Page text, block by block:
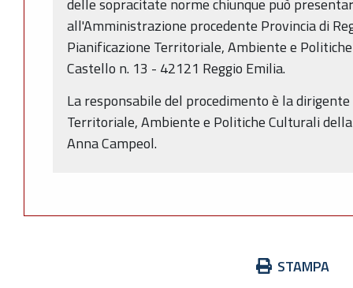
delle sopracitate norme chiunque può
all'Amministrazione procedente Provincia di
Pianificazione Territoriale, Ambiente e
Castello n. 13 - 42121 Reggio Emilia.
La responsabile del procedimento è la
Territoriale, Ambiente e Politiche Culturali
Anna Campeol.
STAMPA